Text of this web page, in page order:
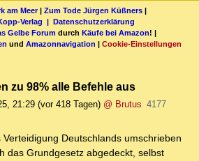
am Meer| Zum Tode Jürgen Küßners |
Verlag | Datenschutzerklärung
Gelbe Forum durch Käufe bei Amazon! |
und Amazonnavigation | Cookie-Einstellungen
zu 98% alle Befehle aus
21:29 (vor 418 Tagen) @ Brutus 4177
Deutschlands umschrieben
das Grundgesetz abgedeckt, selbst